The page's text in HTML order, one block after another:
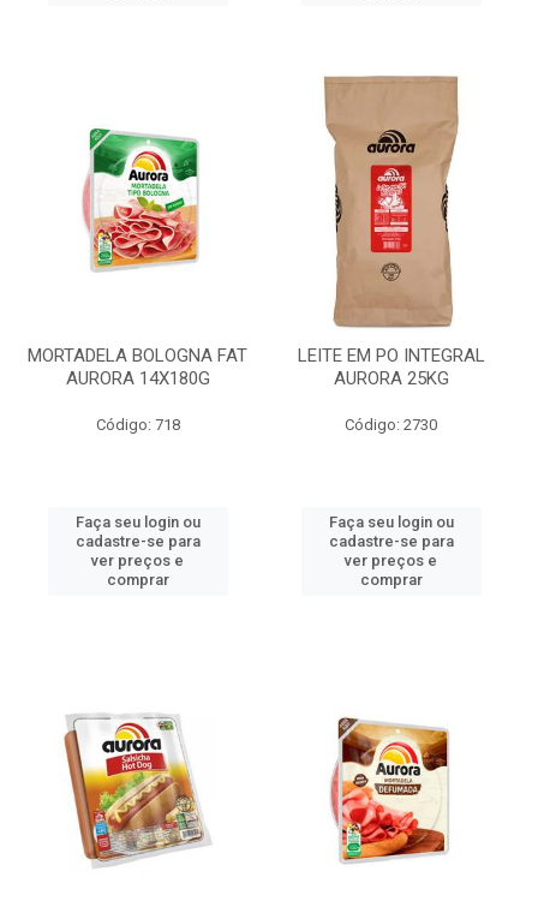
MORTADELA BOLOGNA FAT
AURORA 14X180G
Código: 718
Faça seu login ou
cadastre-se para
ver preços e
comprar
LEITE EM PO INTEGRAL
AURORA 25KG
Código: 2730
Faça seu login ou
cadastre-se para
ver preços e
comprar